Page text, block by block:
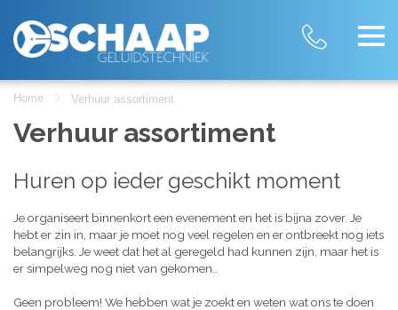
Home Verhuur assortiment
Verhuur assortiment
Huren op ieder geschikt moment
Je organiseert binnenkort een evenement en het is bijna zover. Je
hebt er zin in, maar je moet nog veel regelen en er ontbreekt nog iets
belangrijks. Je weet dat het al geregeld had kunnen zijn, maar het is
er simpelweg nog niet van gekomen..
Geen probleem! We hebben wat je zoekt en weten wat ons te doen